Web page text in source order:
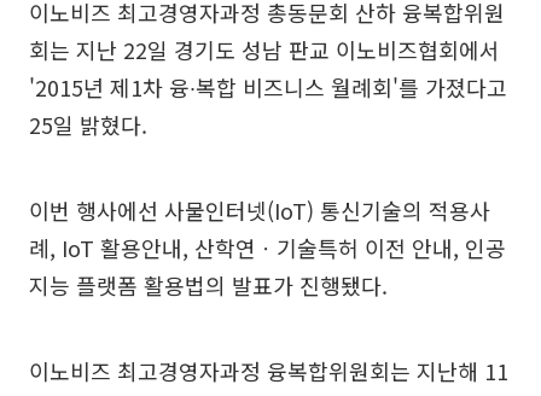
이노비즈 최고경영자과정 총동문회 산하 융복합위원
회는 지난 22일 경기도 성남 판교 이노비즈협회에서
'2015년 제1차 융∙복합 비즈니스 월례회'를 가졌다고
25일 밝혔다.
이번 행사에선 사물인터넷(IoT) 통신기술의 적용사
례, IoT 활용안내, 산학연ㆍ기술특허 이전 안내, 인공
지능 플랫폼 활용법의 발표가 진행됐다.
이노비즈 최고경영자과정 융복합위원회는 지난해 11